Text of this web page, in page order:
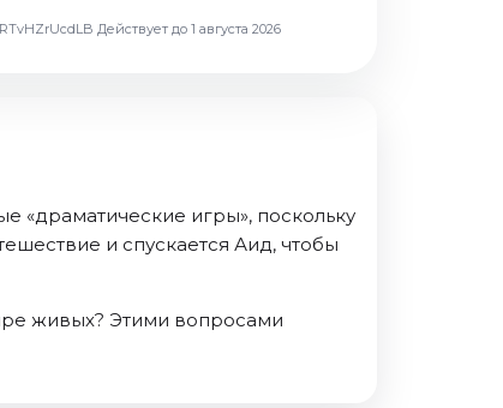
Действует до 1 августа 2026
«драматические игры», поскольку
и спускается Аид, чтобы
живых? Этими вопросами